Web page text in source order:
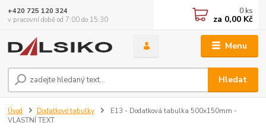
Menu
Hledat
+420 725 120 324
v pracovní době od 7:00 do 15:30
0 ks
za 0,00 Kč
Úvod Dodatkové tabulky
E13 - Dodatková tabulka 500x150mm -
VLASTNÍ TEXT